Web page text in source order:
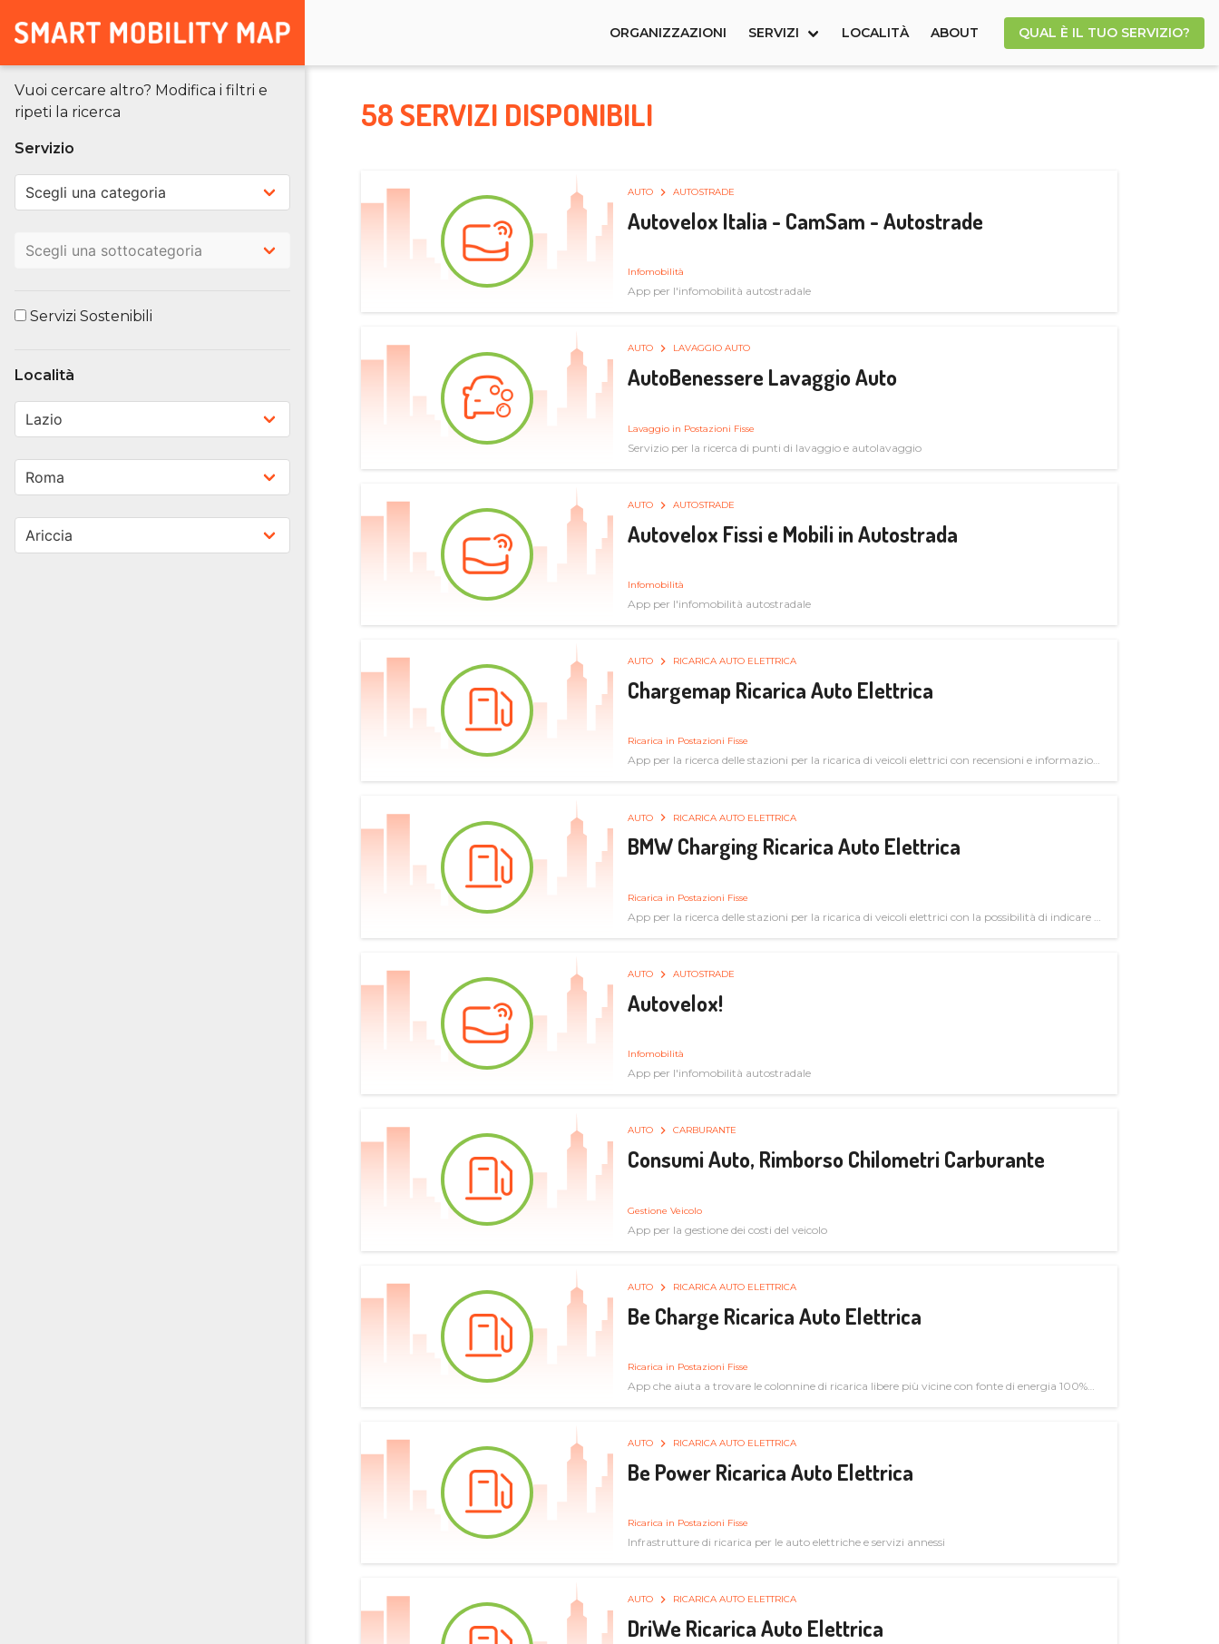
ORGANIZZAZIONI SERVIZI LOCALITÀ ABOUT QUAL È IL TUO SERVIZIO?
Vuoi cercare altro? Modifica i filtri e
ripeti la ricerca
Servizio
Servizi Sostenibili
Località
58 SERVIZI DISPONIBILI
AUTO AUTOSTRADE
Autovelox Italia - CamSam - Autostrade
Infomobilità
App per l'infomobilità autostradale
AUTO LAVAGGIO AUTO
AutoBenessere Lavaggio Auto
Lavaggio in Postazioni Fisse
Servizio per la ricerca di punti di lavaggio e autolavaggio
AUTO AUTOSTRADE
Autovelox Fissi e Mobili in Autostrada
Infomobilità
App per l'infomobilità autostradale
AUTO RICARICA AUTO ELETTRICA
Chargemap Ricarica Auto Elettrica
Ricarica in Postazioni Fisse
App per la ricerca delle stazioni per la ricarica di veicoli elettrici con recensioni e informazioni
AUTO RICARICA AUTO ELETTRICA
BMW Charging Ricarica Auto Elettrica
Ricarica in Postazioni Fisse
App per la ricerca delle stazioni per la ricarica di veicoli elettrici con la possibilità di indicare le
AUTO AUTOSTRADE
Autovelox!
Infomobilità
App per l'infomobilità autostradale
AUTO CARBURANTE
Consumi Auto, Rimborso Chilometri Carburante
Gestione Veicolo
App per la gestione dei costi del veicolo
AUTO RICARICA AUTO ELETTRICA
Be Charge Ricarica Auto Elettrica
Ricarica in Postazioni Fisse
App che aiuta a trovare le colonnine di ricarica libere più vicine con fonte di energia 100%
AUTO RICARICA AUTO ELETTRICA
Be Power Ricarica Auto Elettrica
Ricarica in Postazioni Fisse
Infrastrutture di ricarica per le auto elettriche e servizi annessi
AUTO RICARICA AUTO ELETTRICA
DriWe Ricarica Auto Elettrica